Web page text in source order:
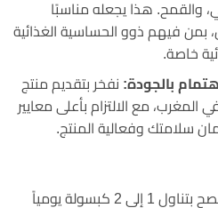
والقمح. هذا يجعله مناسبًا
فيهم ذوو الحساسية الغذائية
خاصة.
بالجودة: نفخر بتقديم منتج
مع الالتزام بأعلى معايير
سلامتك وفعالية المنتج.
لتحقيق أقصى استفادة، يُنصح بتناول 1 إلى 2 كبسولة يومياً